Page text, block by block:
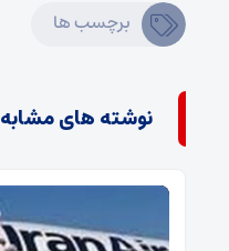
برچسب ها
نوشته های مشابه